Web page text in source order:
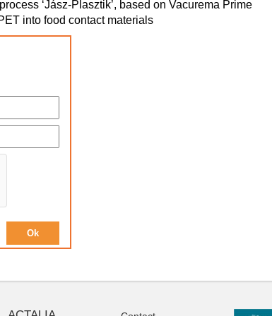
process ‘Jász‐Plasztik’, based on Vacurema Prime
into food contact materials